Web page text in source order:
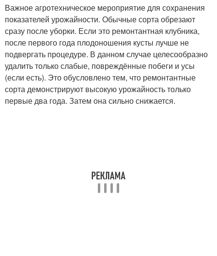
Важное агротехническое мероприятие для сохранения
показателей урожайности. Обычные сорта обрезают
сразу после уборки. Если это ремонтантная клубника,
после первого года плодоношения кусты лучше не
подвергать процедуре. В данном случае целесообразно
удалить только слабые, повреждённые побеги и усы
(если есть). Это обусловлено тем, что ремонтантные
сорта демонстрируют высокую урожайность только
первые два года. Затем она сильно снижается.